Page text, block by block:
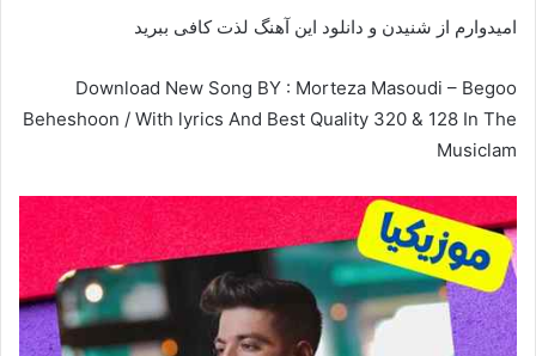
امیدوارم از شنیدن و دانلود این آهنگ لذت کافی ببرید
Download New Song BY : Morteza Masoudi – Begoo
Beheshoon / With lyrics And Best Quality 320 & 128 In The
Musiclam